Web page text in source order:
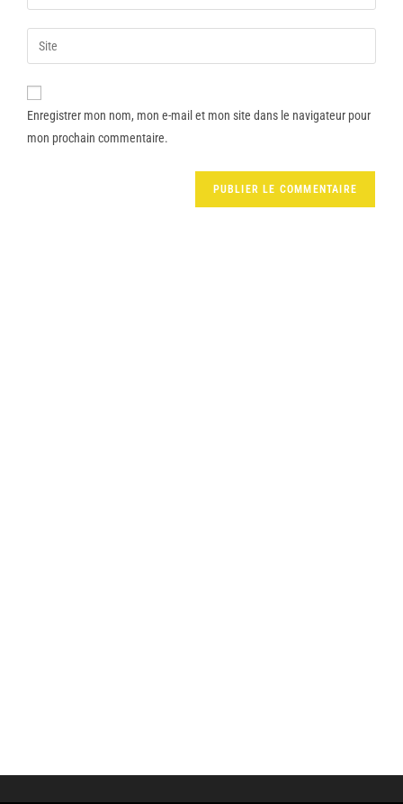
Enregistrer mon nom, mon e-mail et mon site dans le navigateur pour
mon prochain commentaire.